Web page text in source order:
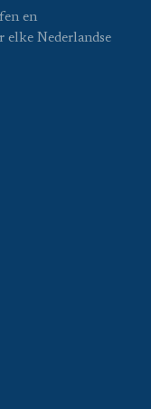
en
elke Nederlandse